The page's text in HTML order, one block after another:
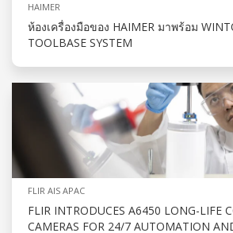
HAIMER
ห้องเครื่องมือของ HAIMER มาพร้อม
TOOLBASE SYSTEM
FLIR AIS APAC
FLIR INTRODUCES A6450 LONG-LIFE
CAMERAS FOR 24/7 AUTOMATION